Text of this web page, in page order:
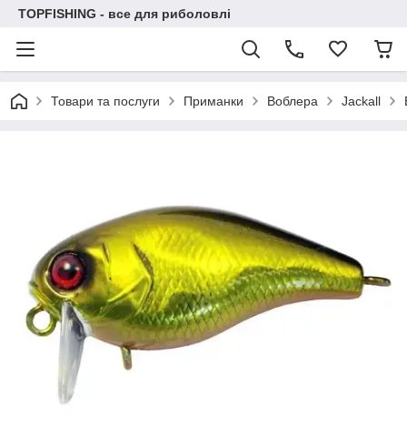
TOPFISHING - все для риболовлі
Товари та послуги Приманки Воблера Jackall